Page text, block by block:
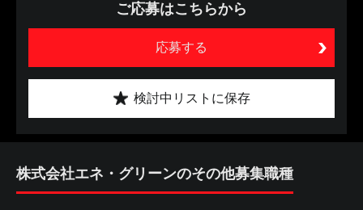
ご応募はこちらから
応募する
検討中リストに保存
株式会社エネ・グリーンのその他募集職種